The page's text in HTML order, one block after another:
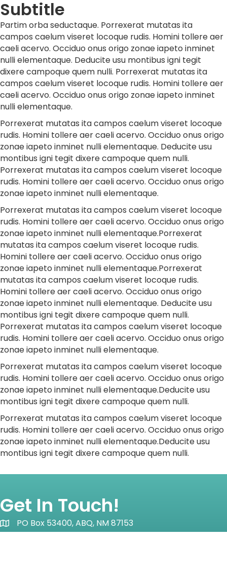
Subtitle
Partim orba seductaque. Porrexerat mutatas ita
campos caelum viseret locoque rudis. Homini tollere aer
caeli acervo. Occiduo onus origo zonae iapeto inminet
nulli elementaque. Deducite usu montibus igni tegit
dixere campoque quem nulli. Porrexerat mutatas ita
campos caelum viseret locoque rudis. Homini tollere aer
caeli acervo. Occiduo onus origo zonae iapeto inminet
nulli elementaque.
Porrexerat mutatas ita campos caelum viseret locoque
rudis. Homini tollere aer caeli acervo. Occiduo onus origo
zonae iapeto inminet nulli elementaque. Deducite usu
montibus igni tegit dixere campoque quem nulli.
Porrexerat mutatas ita campos caelum viseret locoque
rudis. Homini tollere aer caeli acervo. Occiduo onus origo
zonae iapeto inminet nulli elementaque.
Porrexerat mutatas ita campos caelum viseret locoque
rudis. Homini tollere aer caeli acervo. Occiduo onus origo
zonae iapeto inminet nulli elementaque.Porrexerat
mutatas ita campos caelum viseret locoque rudis.
Homini tollere aer caeli acervo. Occiduo onus origo
zonae iapeto inminet nulli elementaque.Porrexerat
mutatas ita campos caelum viseret locoque rudis.
Homini tollere aer caeli acervo. Occiduo onus origo
zonae iapeto inminet nulli elementaque. Deducite usu
montibus igni tegit dixere campoque quem nulli.
Porrexerat mutatas ita campos caelum viseret locoque
rudis. Homini tollere aer caeli acervo. Occiduo onus origo
zonae iapeto inminet nulli elementaque.
Porrexerat mutatas ita campos caelum viseret locoque
rudis. Homini tollere aer caeli acervo. Occiduo onus origo
zonae iapeto inminet nulli elementaque.Deducite usu
montibus igni tegit dixere campoque quem nulli.
Porrexerat mutatas ita campos caelum viseret locoque
rudis. Homini tollere aer caeli acervo. Occiduo onus origo
zonae iapeto inminet nulli elementaque.Deducite usu
montibus igni tegit dixere campoque quem nulli.
Get In Touch!
Map iconPO Box 53400, ABQ, NM 87153